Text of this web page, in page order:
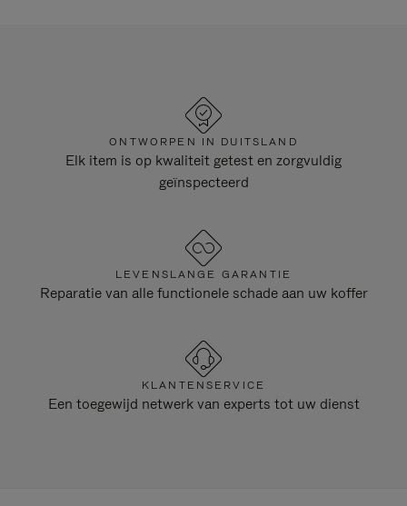
ONTWORPEN IN DUITSLAND
Elk item is op kwaliteit getest en zorgvuldig
geïnspecteerd
LEVENSLANGE GARANTIE
Reparatie van alle functionele schade aan uw koffer
KLANTENSERVICE
Een toegewijd netwerk van experts tot uw dienst